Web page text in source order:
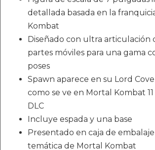
detallada basada en la
Kombat
Diseñado con ultra articulación
partes móviles para una gama
poses
Spawn aparece en su Lord
como se ve en Mortal Kombat
DLC
Incluye espada y una base
Presentado en caja de
temática de Mortal Kombat